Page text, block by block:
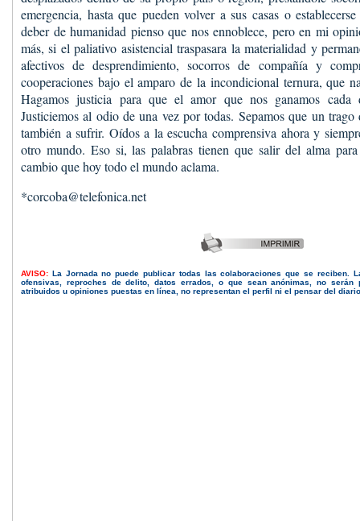
emergencia, hasta que pueden volver a sus casas o
deber de humanidad pienso que nos ennoblece, pero en mi
más, si el paliativo asistencial traspasara la materialidad y
afectivos de desprendimiento, socorros de compañía y
cooperaciones bajo el amparo de la incondicional ternura, que
Hagamos justicia para que el amor que nos ganamos
Justiciemos al odio de una vez por todas. Sepamos que un
también a sufrir. Oídos a la escucha comprensiva ahora y
otro mundo. Eso si, las palabras tienen que salir del alma
cambio que hoy todo el mundo aclama.
*corcoba@telefonica.net
AVISO: La Jornada no puede publicar todas las colaboraciones que se reciben.
ofensivas, reproches de delito, datos errados, o que sean anónimas, no serán
atribuidos u opiniones puestas en línea, no representan el perfil ni el pensar del